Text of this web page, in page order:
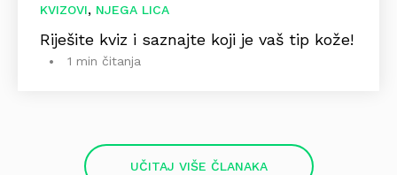
KVIZOVI, NJEGA LICA
Riješite kviz i saznajte koji je vaš tip kože!
1 min čitanja
UČITAJ VIŠE ČLANAKA